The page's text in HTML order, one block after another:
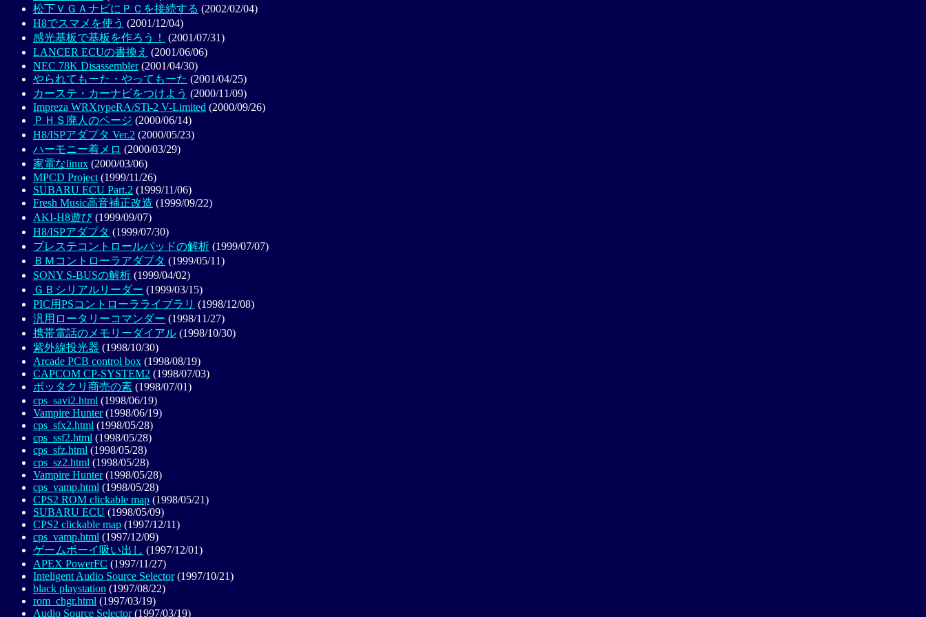
松下ＶＧＡナビにＰＣを接続する (2002/02/04)
H8でスマメを使う (2001/12/04)
感光基板で基板を作ろう！
(2001/07/31)
LANCER ECUの書換え (2001/06/06)
NEC 78K Disassembler(2001/04/30)
やられてもーた・やってもーた (2001/04/25)
カーステ・カーナビをつけよう (2000/11/09)
Impreza WRXtypeRA/STi-2 V-Limited (2000/09/26)
ＰＨＳ廃人のページ (2000/06/14)
H8/ISPアダプタ Ver.2 (2000/05/23)
ハーモニー着メロ (2000/03/29)
家電なlinux (2000/03/06)
MPCD Project (1999/11/26)
SUBARU ECU Part.2 (1999/11/06)
Fresh Music高音補正改造 (1999/09/22)
AKI-H8遊び(1999/09/07)
H8/ISPアダプタ (1999/07/30)
プレステコントロールパッドの解析 (1999/07/07)
ＢＭコントローラアダプタ (1999/05/11)
SONY S-BUSの解析 (1999/04/02)
ＧＢシリアルリーダー (1999/03/15)
PIC用PSコントローラライブラリ (1998/12/08)
汎用ロータリーコマンダー (1998/11/27)
携帯電話のメモリーダイアル (1998/10/30)
紫外線投光器 (1998/10/30)
Arcade PCB control box (1998/08/19)
CAPCOM CP-SYSTEM2 (1998/07/03)
ボッタクリ商売の素 (1998/07/01)
cps_savi2.html (1998/06/19)
Vampire Hunter(1998/06/19)
cps_sfx2.html (1998/05/28)
cps_ssf2.html (1998/05/28)
cps_sfz.html (1998/05/28)
cps_sz2.html (1998/05/28)
Vampire Hunter(1998/05/28)
cps_vamp.html (1998/05/28)
CPS2 ROM clickable map (1998/05/21)
SUBARU ECU (1998/05/09)
CPS2 clickable map (1997/12/11)
cps_vamp.html (1997/12/09)
ゲームボーイ吸い出し (1997/12/01)
APEX PowerFC (1997/11/27)
Inteligent Audio Source Selector(1997/10/21)
black playstation (1997/08/22)
rom_chgr.html (1997/03/19)
Audio Source Selector(1997/03/19)